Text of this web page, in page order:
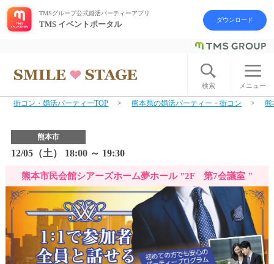
ログイン アカウント登録
今週の婚活パーティー
婚活パーティーの流れ
よくあるご質問
アフターアプローチとは
TMSグループ公式婚活パーティーアプリ
TMS イベントポータル ダウンロード
検索 メニュー
街コン・婚活パーティーTOP 熊本県の婚活パーティー・街コン 熊
熊本市
12/05（土） 18:00 ～ 19:30
熊本市民会館シアーズホーム夢ホール "2F 第7会議室 "